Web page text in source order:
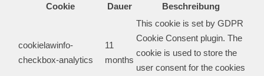
Cookie
Dauer Beschreibung
cookielawinfo-
checkbox-analytics
11
months
This cookie is set by GDPR
Cookie Consent plugin. The
cookie is used to store the
user consent for the cookies